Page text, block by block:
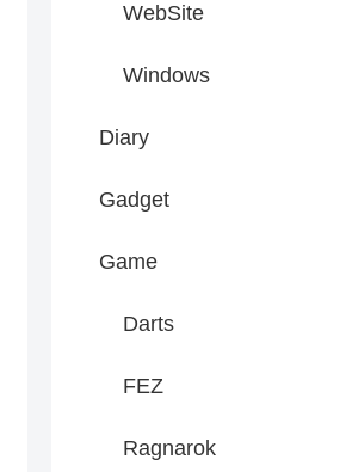
WebSite
Windows
Diary
Gadget
Game
Darts
FEZ
Ragnarok